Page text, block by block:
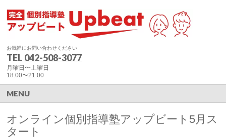
お気軽にお問い合わせください
TEL 042-508-3077
月曜日〜土曜日
18:00〜21:00
MENU
オンライン個別指導塾アップビート5月ス
タート